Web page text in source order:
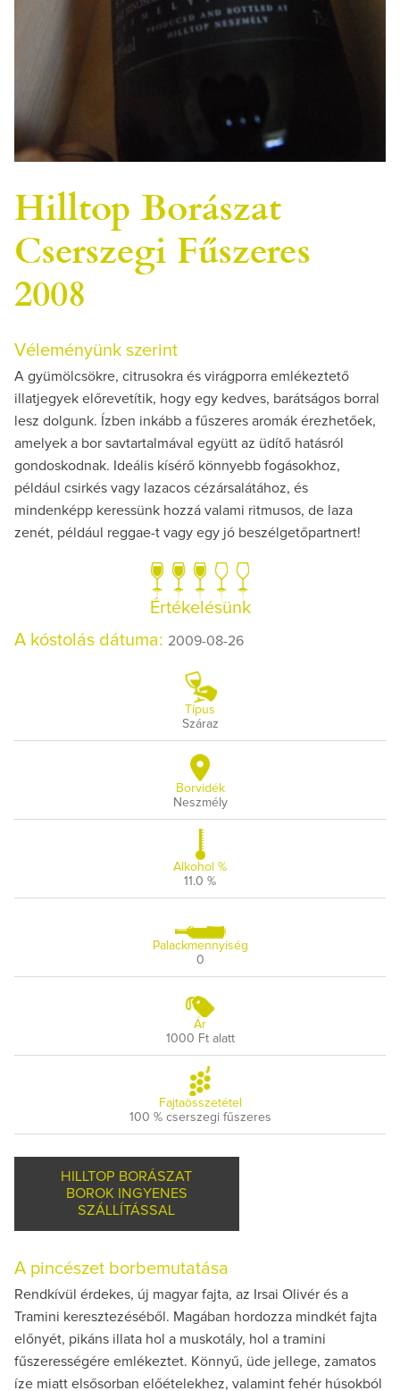
Hilltop Borászat
Cserszegi Fűszeres
2008
Véleményünk szerint
A gyümölcsökre, citrusokra és virágporra emlékeztető
illatjegyek előrevetítik, hogy egy kedves, barátságos borral
lesz dolgunk. Ízben inkább a fűszeres aromák érezhetőek,
amelyek a bor savtartalmával együtt az üdítő hatásról
gondoskodnak. Ideális kísérő könnyebb fogásokhoz,
például csirkés vagy lazacos cézársalátához, és
mindenképp keressünk hozzá valami ritmusos, de laza
zenét, például reggae-t vagy egy jó beszélgetőpartnert!
Értékelésünk
A kóstolás dátuma: 2009-08-26
Típus
Száraz
Borvidék
Neszmély
Alkohol %
11.0 %
Palackmennyiség
0
Ár
1000 Ft alatt
Fajtaösszetétel
100 % cserszegi fűszeres
HILLTOP BORÁSZAT
BOROK INGYENES
SZÁLLÍTÁSSAL
A pincészet borbemutatása
Rendkívül érdekes, új magyar fajta, az Irsai Olivér és a
Tramini keresztezéséből. Magában hordozza mindkét fajta
előnyét, pikáns illata hol a muskotály, hol a tramini
fűszerességére emlékeztet. Könnyű, üde jellege, zamatos
íze miatt elsősorban előételekhez, valamint fehér húsokból